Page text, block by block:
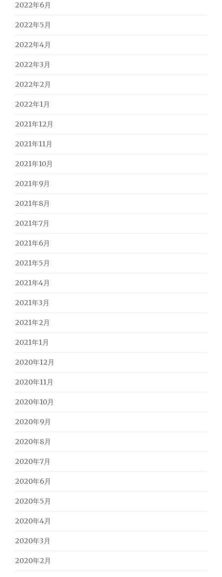
2022年6月
2022年5月
2022年4月
2022年3月
2022年2月
2022年1月
2021年12月
2021年11月
2021年10月
2021年9月
2021年8月
2021年7月
2021年6月
2021年5月
2021年4月
2021年3月
2021年2月
2021年1月
2020年12月
2020年11月
2020年10月
2020年9月
2020年8月
2020年7月
2020年6月
2020年5月
2020年4月
2020年3月
2020年2月